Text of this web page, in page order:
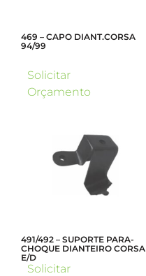
469 – CAPO DIANT.CORSA
94/99
Solicitar
Orçamento
491/492 – SUPORTE PARA-
CHOQUE DIANTEIRO CORSA
E/D
Solicitar